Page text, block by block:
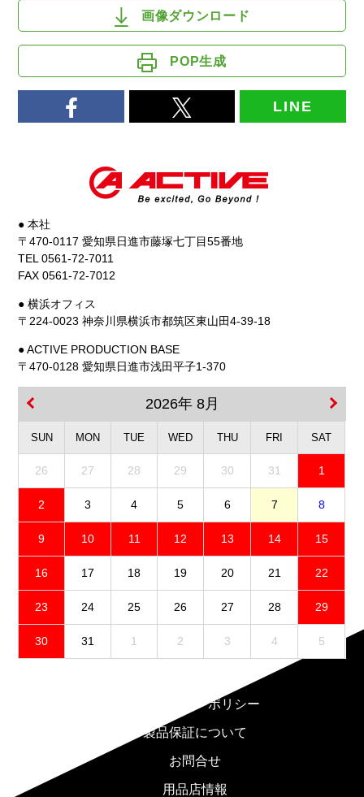
画像ダウンロード
POP生成
LINE
● 本社
〒470-0117 愛知県日進市藤塚七丁目55番地
TEL 0561-72-7011
FAX 0561-72-7012
● 横浜オフィス
〒224-0023 神奈川県横浜市都筑区東山田4-39-18
● ACTIVE PRODUCTION BASE
〒470-0128 愛知県日進市浅田平子1-370
2026年 8月
SUN MON TUE WED THU FRI SAT
26 27 28 29 30 31 1
2 3 4 5 6 7 8
9 10 11 12 13 14 15
16 17 18 19 20 21 22
23 24 25 26 27 28 29
30 31 1 2 3 4 5
プライバシーポリシー
製品保証について
お問合せ
用品店情報